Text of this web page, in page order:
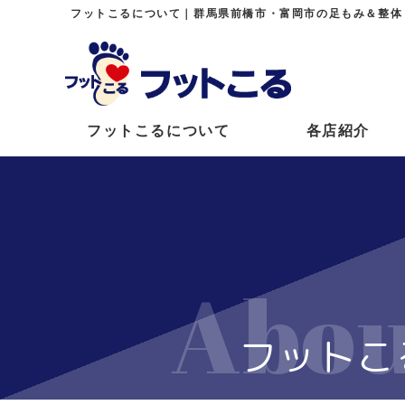
フットこるについて｜群馬県前橋市・富岡市の足もみ＆整
フットこるについて 各店紹介
フット